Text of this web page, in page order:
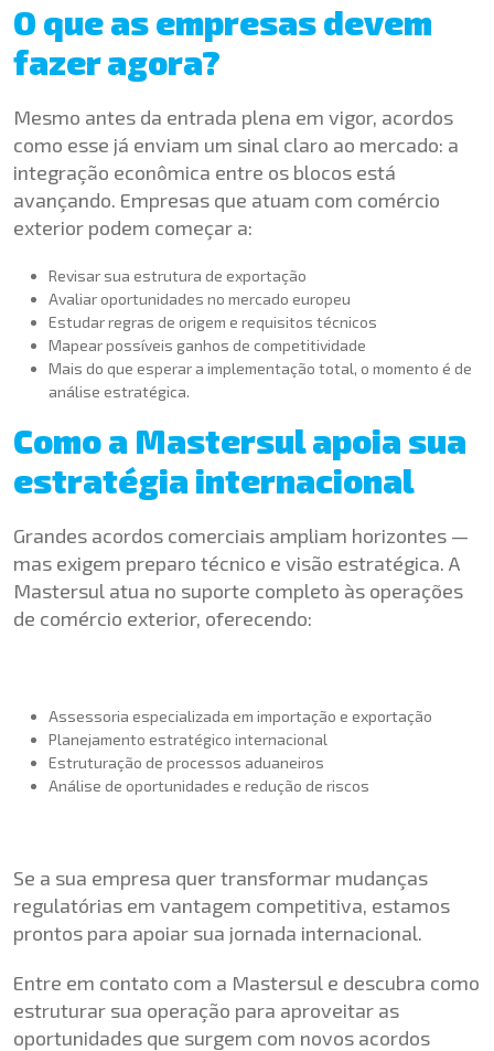
O que as empresas devem
fazer agora?
Mesmo antes da entrada plena em vigor, acordos
como esse já enviam um sinal claro ao mercado: a
integração econômica entre os blocos está
avançando. Empresas que atuam com comércio
exterior podem começar a:
Revisar sua estrutura de exportação
Avaliar oportunidades no mercado europeu
Estudar regras de origem e requisitos técnicos
Mapear possíveis ganhos de competitividade
Mais do que esperar a implementação total, o momento é de
análise estratégica.
Como a Mastersul apoia sua
estratégia internacional
Grandes acordos comerciais ampliam horizontes —
mas exigem preparo técnico e visão estratégica. A
Mastersul atua no suporte completo às operações
de comércio exterior, oferecendo:
Assessoria especializada em importação e exportação
Planejamento estratégico internacional
Estruturação de processos aduaneiros
Análise de oportunidades e redução de riscos
Se a sua empresa quer transformar mudanças
regulatórias em vantagem competitiva, estamos
prontos para apoiar sua jornada internacional.
Entre em contato com a Mastersul e descubra como
estruturar sua operação para aproveitar as
oportunidades que surgem com novos acordos